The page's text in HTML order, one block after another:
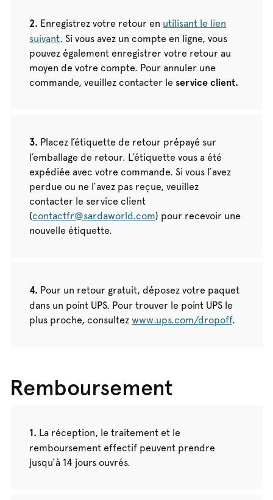
Enregistrez votre retour en utilisant le lien
suivant. Si vous avez un compte en ligne, vous
pouvez également enregistrer votre retour au
moyen de votre compte. Pour annuler une
commande, veuillez contacter le service client.
Placez l’étiquette de retour prépayé sur
l’emballage de retour. L’étiquette vous a été
expédiée avec votre commande. Si vous l’avez
perdue ou ne l’avez pas reçue, veuillez
contacter le service client
(contactfr@sardaworld.com) pour recevoir une
nouvelle étiquette.
Pour un retour gratuit, déposez votre paquet
dans un point UPS. Pour trouver le point UPS le
plus proche, consultez www.ups.com/dropoff.
Remboursement
La réception, le traitement et le
remboursement effectif peuvent prendre
jusqu’à 14 jours ouvrés.